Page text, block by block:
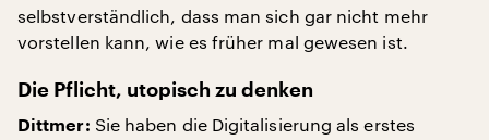
selbstverständlich, dass man sich gar nicht mehr
vorstellen kann, wie es früher mal gewesen ist.
Die Pflicht, utopisch zu denken
Dittmer: Sie haben die Digitalisierung als erstes